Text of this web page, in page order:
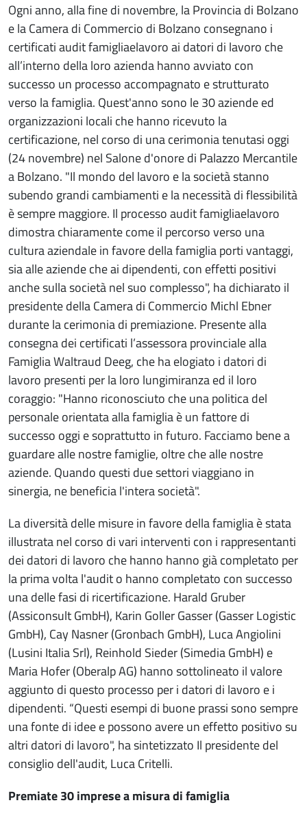
Ogni anno, alla fine di novembre, la Provincia di Bolzano
e la Camera di Commercio di Bolzano consegnano i
certificati audit famigliaelavoro ai datori di lavoro che
all’interno della loro azienda hanno avviato con
successo un processo accompagnato e strutturato
verso la famiglia. Quest'anno sono le 30 aziende ed
organizzazioni locali che hanno ricevuto la
certificazione, nel corso di una cerimonia tenutasi oggi
(24 novembre) nel Salone d'onore di Palazzo Mercantile
a Bolzano. "Il mondo del lavoro e la società stanno
subendo grandi cambiamenti e la necessità di flessibilità
è sempre maggiore. Il processo audit famigliaelavoro
dimostra chiaramente come il percorso verso una
cultura aziendale in favore della famiglia porti vantaggi,
sia alle aziende che ai dipendenti, con effetti positivi
anche sulla società nel suo complesso", ha dichiarato il
presidente della Camera di Commercio Michl Ebner
durante la cerimonia di premiazione. Presente alla
consegna dei certificati l’assessora provinciale alla
Famiglia Waltraud Deeg, che ha elogiato i datori di
lavoro presenti per la loro lungimiranza ed il loro
coraggio: "Hanno riconosciuto che una politica del
personale orientata alla famiglia è un fattore di
successo oggi e soprattutto in futuro. Facciamo bene a
guardare alle nostre famiglie, oltre che alle nostre
aziende. Quando questi due settori viaggiano in
sinergia, ne beneficia l'intera società".
La diversità delle misure in favore della famiglia è stata
illustrata nel corso di vari interventi con i rappresentanti
dei datori di lavoro che hanno hanno già completato per
la prima volta l'audit o hanno completato con successo
una delle fasi di ricertificazione. Harald Gruber
(Assiconsult GmbH), Karin Goller Gasser (Gasser Logistic
GmbH), Cay Nasner (Gronbach GmbH), Luca Angiolini
(Lusini Italia Srl), Reinhold Sieder (Simedia GmbH) e
Maria Hofer (Oberalp AG) hanno sottolineato il valore
aggiunto di questo processo per i datori di lavoro e i
dipendenti. “Questi esempi di buone prassi sono sempre
una fonte di idee e possono avere un effetto positivo su
altri datori di lavoro", ha sintetizzato Il presidente del
consiglio dell'audit, Luca Critelli.
Premiate 30 imprese a misura di famiglia